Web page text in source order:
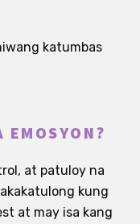
katumbas
at patuloy na
kung
at may isa kang